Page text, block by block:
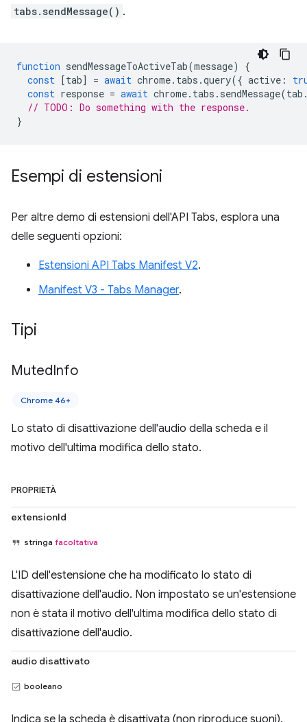
tabs.sendMessage() .
function sendMessageToActiveTab(message)
{
const [tab] = await chrome. tabs .query({ active :
const response = await chrome. tabs . sendMessage(tab
// TODO: Do something with the response.
}
Esempi di estensioni
Per altre demo di estensioni dell'API Tabs, esplora una
delle seguenti opzioni:
Estensioni API Tabs Manifest V2.
Manifest V3 - Tabs Manager.
Tipi
MutedInfo
Chrome 46+
Lo stato di disattivazione dell'audio della scheda e il
motivo dell'ultima modifica dello stato.
PROPRIETÀ
extensionId
stringa facoltativa
L'ID dell'estensione che ha modificato lo stato di
disattivazione dell'audio. Non impostato se un'estensione
non è stata il motivo dell'ultima modifica dello stato di
disattivazione dell'audio.
audio disattivato
booleano
Indica se la scheda è disattivata (non riproduce suoni).